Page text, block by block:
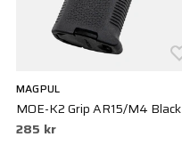
MAGPUL
MOE-K2 Grip AR15/M4 Black
285 kr